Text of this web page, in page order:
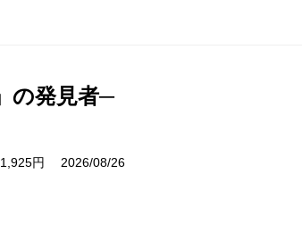
の発見者─
円 2026/08/26